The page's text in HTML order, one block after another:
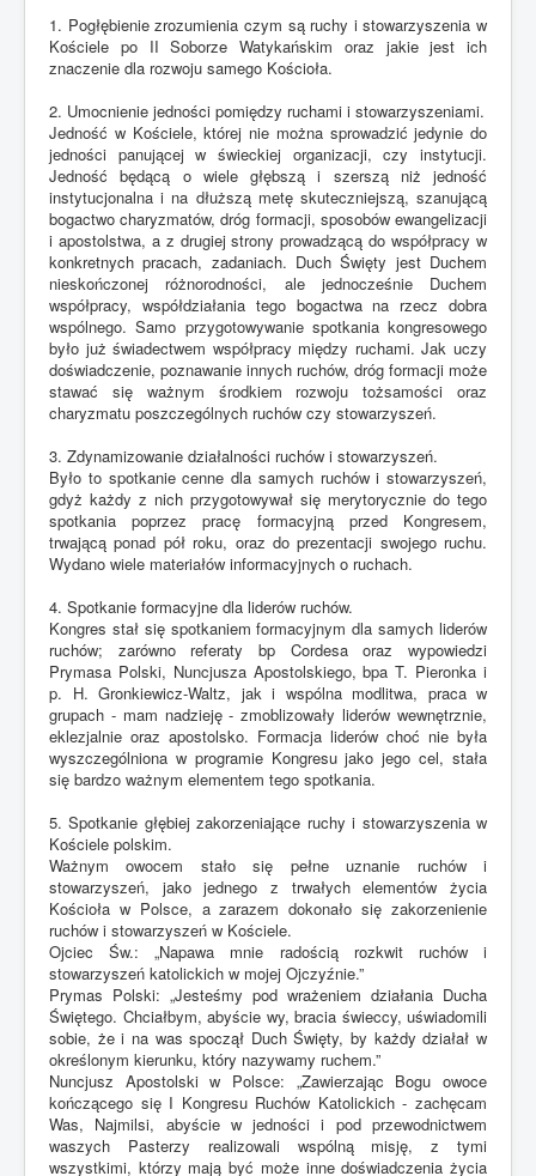
1. Pogłębienie zrozumienia czym są ruchy i stowarzyszenia w
Kościele po II Soborze Watykańskim oraz jakie jest ich
znaczenie dla rozwoju samego Kościoła.
2. Umocnienie jedności pomiędzy ruchami i stowarzyszeniami.
Jedność w Kościele, której nie można sprowadzić jedynie do
jedności panującej w świeckiej organizacji, czy instytucji.
Jedność będącą o wiele głębszą i szerszą niż jedność
instytucjonalna i na dłuższą metę skuteczniejszą, szanującą
bogactwo charyzmatów, dróg formacji, sposobów ewangelizacji
i apostolstwa, a z drugiej strony prowadzącą do współpracy w
konkretnych pracach, zadaniach. Duch Święty jest Duchem
nieskończonej różnorodności, ale jednocześnie Duchem
współpracy, współdziałania tego bogactwa na rzecz dobra
wspólnego. Samo przygotowywanie spotkania kongresowego
było już świadectwem współpracy między ruchami. Jak uczy
doświadczenie, poznawanie innych ruchów, dróg formacji może
stawać się ważnym środkiem rozwoju tożsamości oraz
charyzmatu poszczególnych ruchów czy stowarzyszeń.
3. Zdynamizowanie działalności ruchów i stowarzyszeń.
Było to spotkanie cenne dla samych ruchów i stowarzyszeń,
gdyż każdy z nich przygotowywał się merytorycznie do tego
spotkania poprzez pracę formacyjną przed Kongresem,
trwającą ponad pół roku, oraz do prezentacji swojego ruchu.
Wydano wiele materiałów informacyjnych o ruchach.
4. Spotkanie formacyjne dla liderów ruchów.
Kongres stał się spotkaniem formacyjnym dla samych liderów
ruchów; zarówno referaty bp Cordesa oraz wypowiedzi
Prymasa Polski, Nuncjusza Apostolskiego, bpa T. Pieronka i
p. H. Gronkiewicz-Waltz, jak i wspólna modlitwa, praca w
grupach - mam nadzieję - zmoblizowały liderów wewnętrznie,
eklezjalnie oraz apostolsko. Formacja liderów choć nie była
wyszczególniona w programie Kongresu jako jego cel, stała
się bardzo ważnym elementem tego spotkania.
5. Spotkanie głębiej zakorzeniające ruchy i stowarzyszenia w
Kościele polskim.
Ważnym owocem stało się pełne uznanie ruchów i
stowarzyszeń, jako jednego z trwałych elementów życia
Kościoła w Polsce, a zarazem dokonało się zakorzenienie
ruchów i stowarzyszeń w Kościele.
Ojciec Św.: „Napawa mnie radością rozkwit ruchów i
stowarzyszeń katolickich w mojej Ojczyźnie.”
Prymas Polski: „Jesteśmy pod wrażeniem działania Ducha
Świętego. Chciałbym, abyście wy, bracia świeccy, uświadomili
sobie, że i na was spoczął Duch Święty, by każdy działał w
określonym kierunku, który nazywamy ruchem.”
Nuncjusz Apostolski w Polsce: „Zawierzając Bogu owoce
kończącego się I Kongresu Ruchów Katolickich - zachęcam
Was, Najmilsi, abyście w jedności i pod przewodnictwem
waszych Pasterzy realizowali wspólną misję, z tymi
wszystkimi, którzy mają być może inne doświadczenia życia